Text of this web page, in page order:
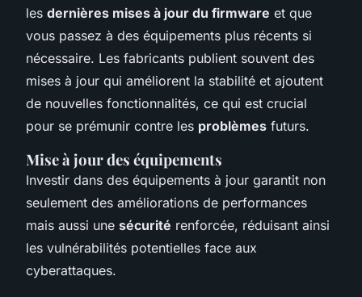
les dernières mises à jour du firmware et que
vous passez à des équipements plus récents si
nécessaire. Les fabricants publient souvent des
mises à jour qui améliorent la stabilité et ajoutent
de nouvelles fonctionnalités, ce qui est crucial
pour se prémunir contre les problèmes futurs.
Mise à jour des équipements
Investir dans des équipements à jour garantit non
seulement des améliorations de performances
mais aussi une sécurité renforcée, réduisant ainsi
les vulnérabilités potentielles face aux
cyberattaques.